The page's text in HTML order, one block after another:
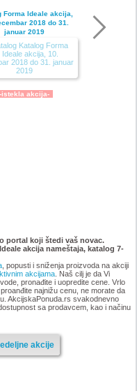
Forma Ideale akcija,
2018 do 31.
januar 2019
-istekla akcija-
oktobar 2018
-istekla akcija-
portal koji štedi vaš novac.
akcija nameštaja, katalog 7-
, popusti i sniženja proizvoda na akciji
akcijama. Naš cilj je da Vi
pronađite i uopredite cene. Vrlo
najnižu cenu, ne morate da
AkcijskaPonuda.rs svakodnevno
sa prodavcem, kao i načinu
akcije